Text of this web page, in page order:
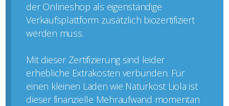
der Onlineshop als eigenständige
Verkaufsplattform zusätzlich biozertifiziert
werden muss.
Mit dieser Zertifizierung sind leider
erhebliche Extrakosten verbunden. Für
einen kleinen Laden wie Naturkost Liola ist
dieser finanzielle Mehraufwand momentan